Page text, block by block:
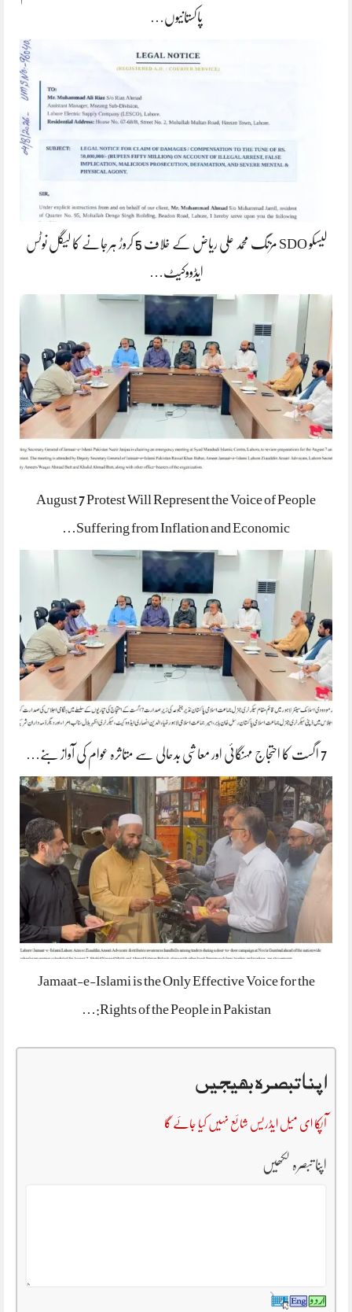
پاکستانیوں…
لیسکو SDO مزنگ محمد علی ریاض کے خلاف 5 کروڑ ہرجانے کا لیگل نوٹس
ایڈووکیٹ…
August 7 Protest Will Represent the Voice of People
Suffering from Inflation and Economic…
7 اگست کا احتجاج مہنگائی اور معاشی بدحالی سے متاثرہ عوام کی آواز بنے…
Jamaat-e-Islami is the Only Effective Voice for the
Rights of the People in Pakistan:…
اپنا تبصرہ بھیجیں
آپکا ای میل ایڈریس شائع نہیں کیا جائے گا
اپنا تبصرہ لکھیں